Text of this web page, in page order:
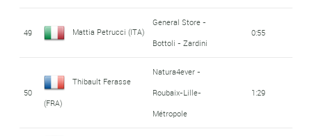
49 Mattia Petrucci (ITA)
General Store -
Bottoli - Zardini
0:55
50
Thibault Ferasse
(FRA)
Natura4ever -
Roubaix-Lille-
Métropole
1:29